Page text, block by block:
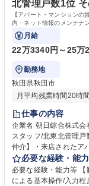
北管理戸数1位
【アパート・マンション
内・ネット情報のメンテナ
入居までの段取りなど
月給
22万3340円～25万
勤務地
秋田県秋田市
月平均残業時間20時
仕事の内容
企業名 朝日綜合株式会社 求人名 【秋田市山王】アパマンショッ
スタッフ/北東北管理戸数1位 仕事の内容 【アパート・マン
仲介】・来店されたア
のメンテナンス業務・
入居までの段取りなど ＊お客様の案内時に私用車を使用します。ガソリン
代などは会社規 程に
必要な経験・能
必要な経験・能力等
による基本操作/入力